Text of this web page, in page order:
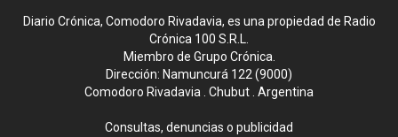
Diario Crónica, Comodoro Rivadavia, es una propiedad de Radio
Crónica 100 S.R.L.
Miembro de Grupo Crónica.
Dirección: Namuncurá 122 (9000)
Comodoro Rivadavia . Chubut . Argentina
Consultas, denuncias o publicidad